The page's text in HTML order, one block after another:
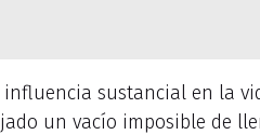
sustancial en la
un vacío imposible de